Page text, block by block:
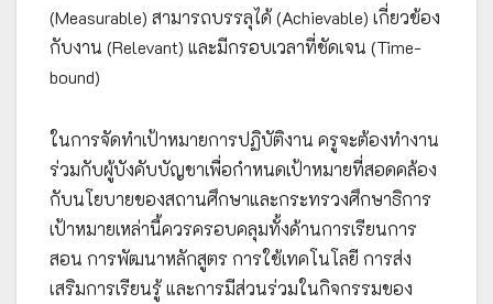
(Measurable) สามารถบรรลุได้ (Achievable) เกี่ยวข้อง
กับงาน (Relevant) และมีกรอบเวลาที่ชัดเจน (Time-
bound)
ในการจัดทำเป้าหมายการปฏิบัติงาน ครูจะต้องทำงาน
ร่วมกับผู้บังคับบัญชาเพื่อกำหนดเป้าหมายที่สอดคล้อง
กับนโยบายของสถานศึกษาและกระทรวงศึกษาธิการ
เป้าหมายเหล่านี้ควรครอบคลุมทั้งด้านการเรียนการ
สอน การพัฒนาหลักสูตร การใช้เทคโนโลยี การส่ง
เสริมการเรียนรู้ และการมีส่วนร่วมในกิจกรรมของ